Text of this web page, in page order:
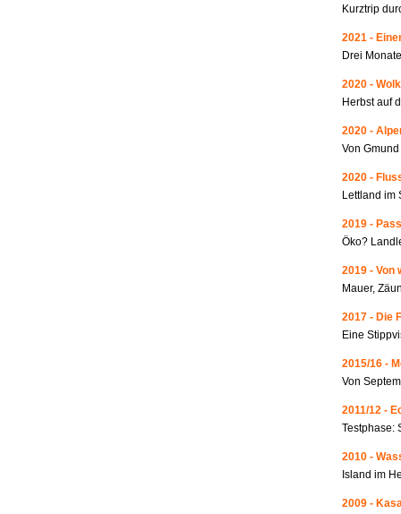
Kurztrip
2021 -
Drei
2020 -
Herbst auf
2020 -
Von
2020 -
Lettland im
2019 -
Öko?
2019 - Von
Mauer,
2017 - Die
Eine
2015/16 -
Von
2011/12 -
Testphase:
2010 -
Island im
2009 -